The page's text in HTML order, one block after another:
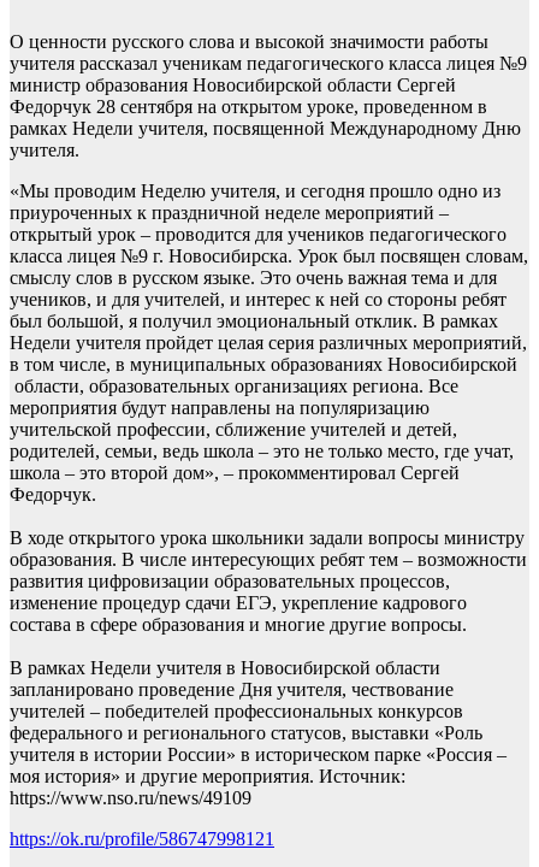
О ценности русского слова и высокой значимости работы
учителя рассказал ученикам педагогического класса лицея №9
министр образования Новосибирской области Сергей
Федорчук 28 сентября на открытом уроке, проведенном в
рамках Недели учителя, посвященной Международному Дню
учителя.
«Мы проводим Неделю учителя, и сегодня прошло одно из
приуроченных к праздничной неделе мероприятий –
открытый урок – проводится для учеников педагогического
класса лицея №9 г. Новосибирска. Урок был посвящен словам,
смыслу слов в русском языке. Это очень важная тема и для
учеников, и для учителей, и интерес к ней со стороны ребят
был большой, я получил эмоциональный отклик. В рамках
Недели учителя пройдет целая серия различных мероприятий,
в том числе, в муниципальных образованиях Новосибирской
области, образовательных организациях региона. Все
мероприятия будут направлены на популяризацию
учительской профессии, сближение учителей и детей,
родителей, семьи, ведь школа – это не только место, где учат,
школа – это второй дом», – прокомментировал Сергей
Федорчук.
В ходе открытого урока школьники задали вопросы министру
образования. В числе интересующих ребят тем – возможности
развития цифровизации образовательных процессов,
изменение процедур сдачи ЕГЭ, укрепление кадрового
состава в сфере образования и многие другие вопросы.
В рамках Недели учителя в Новосибирской области
запланировано проведение Дня учителя, чествование
учителей – победителей профессиональных конкурсов
федерального и регионального статусов, выставки «Роль
учителя в истории России» в историческом парке «Россия –
моя история» и другие мероприятия. Источник:
https://www.nso.ru/news/49109
https://ok.ru/profile/586747998121